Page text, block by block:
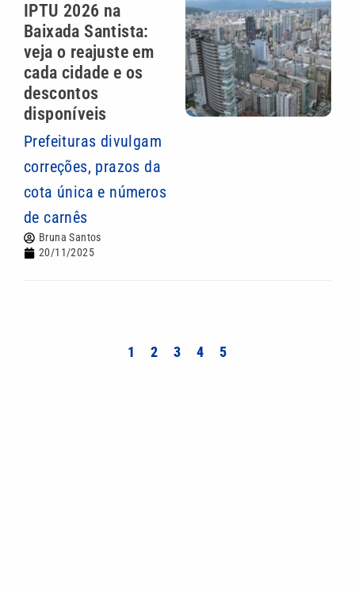
IPTU 2026 na
Baixada Santista:
veja o reajuste em
cada cidade e os
descontos
disponíveis
Prefeituras divulgam
correções, prazos da
cota única e números
de carnês
Bruna Santos
20/11/2025
1 2 3 4 5